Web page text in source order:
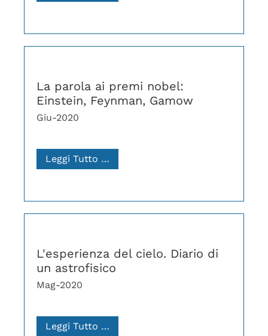
La parola ai premi nobel:
Einstein, Feynman, Gamow
Giu-2020
Leggi Tutto …
L'esperienza del cielo. Diario di
un astrofisico
Mag-2020
Leggi Tutto …